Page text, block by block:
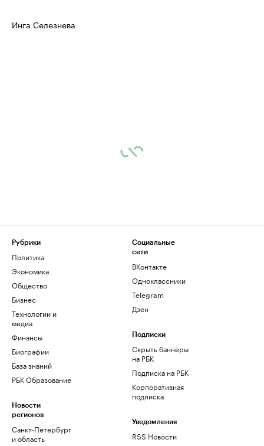
Инга Селезнева
Рубрики
Политика
Экономика
Общество
Бизнес
Технологии и
медиа
Финансы
Биографии
База знаний
РБК Образование
Новости
регионов
Санкт-Петербург
и область
Социальные
сети
ВКонтакте
Одноклассники
Telegram
Дзен
Подписки
Скрыть баннеры
на РБК
Подписка на РБК
Корпоративная
подписка
Уведомления
RSS Новости